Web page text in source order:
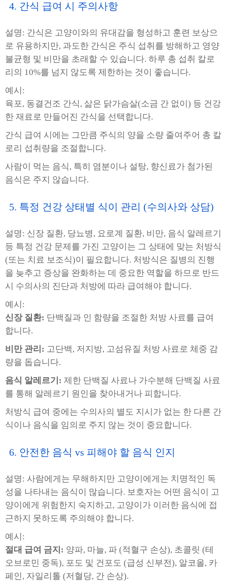
4. 간식 급여 시 주의사항
설명: 간식은 고양이와의 유대감을 형성하고 훈련 보상으
로 유용하지만, 과도한 간식은 주식 섭취를 방해하고 영양
불균형 및 비만을 초래할 수 있습니다. 하루 총 섭취 칼로
리의 10%를 넘지 않도록 제한하는 것이 좋습니다.
예시:
육포, 동결건조 간식, 삶은 닭가슴살(소금 간 없이) 등 건강
한 재료로 만들어진 간식을 선택합니다.
간식 급여 시에는 그만큼 주식의 양을 소량 줄여주어 총 칼
로리 섭취량을 조절합니다.
사람이 먹는 음식, 특히 염분이나 설탕, 향신료가 첨가된
음식은 주지 않습니다.
5. 특정 건강 상태별 식이 관리 (수의사와 상담)
설명: 신장 질환, 당뇨병, 요로계 질환, 비만, 음식 알레르기
등 특정 건강 문제를 가진 고양이는 그 상태에 맞는 처방식
(또는 치료 보조식)이 필요합니다. 처방식은 질병의 진행
을 늦추고 증상을 완화하는 데 중요한 역할을 하므로 반드
시 수의사의 진단과 처방에 따라 급여해야 합니다.
예시:
신장 질환: 단백질과 인 함량을 조절한 처방 사료를 급여
합니다.
비만 관리: 고단백, 저지방, 고섬유질 처방 사료로 체중 감
량을 돕습니다.
음식 알레르기: 제한 단백질 사료나 가수분해 단백질 사료
를 통해 알레르기 원인을 찾아내거나 피합니다.
처방식 급여 중에는 수의사의 별도 지시가 없는 한 다른 간
식이나 음식을 임의로 주지 않는 것이 중요합니다.
6. 안전한 음식 vs 피해야 할 음식 인지
설명: 사람에게는 무해하지만 고양이에게는 치명적인 독
성을 나타내는 음식이 많습니다. 보호자는 어떤 음식이 고
양이에게 위험한지 숙지하고, 고양이가 이러한 음식에 접
근하지 못하도록 주의해야 합니다.
예시:
절대 급여 금지: 양파, 마늘, 파 (적혈구 손상), 초콜릿 (테
오브로민 중독), 포도 및 건포도 (급성 신부전), 알코올, 카
페인, 자일리톨 (저혈당, 간 손상).